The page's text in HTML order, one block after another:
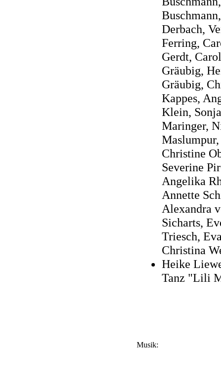
Derbach,
Ferring,
Gerdt,
Gräubig,
Gräubig,
Kappes,
Klein, Sonja
Maringer,
Maslumpur,
Christine
Severine
Angelika
Annette
Alexandra
Sicharts,
Triesch,
Christina
Heike
Tanz "Lili
Musik: